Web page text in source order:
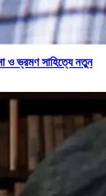
ও ভ্রমণ সাহিত্যে নতুন